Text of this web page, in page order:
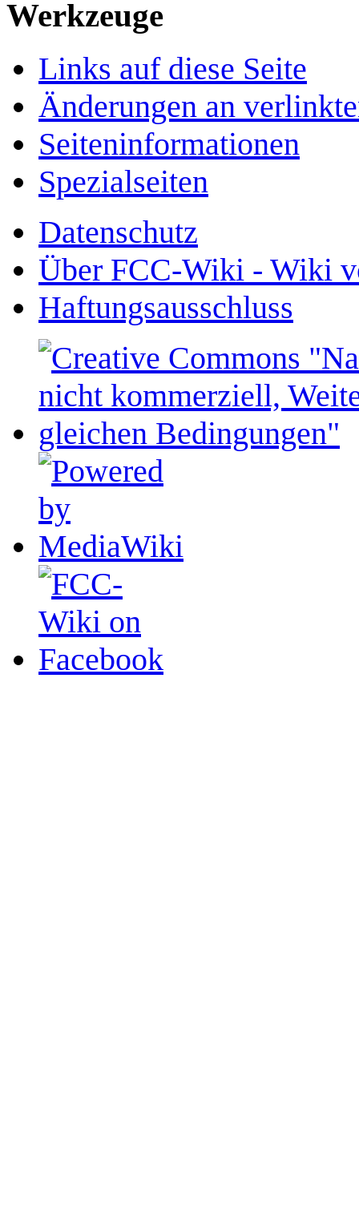
Werkzeuge
Links auf diese Seite
Änderungen an
Seiten­­informationen
Spezialseiten
Datenschutz
Über FCC-Wiki - Wiki
Haftungsausschluss